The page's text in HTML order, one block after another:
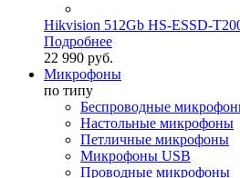
Hikvision 512Gb HS-ESSD-
Подробнее
22 990 руб.
Микрофоны
по типу
Беспроводные
Настольные микрофоны
Петличные микрофоны
Микрофоны USB
Проводные микрофоны